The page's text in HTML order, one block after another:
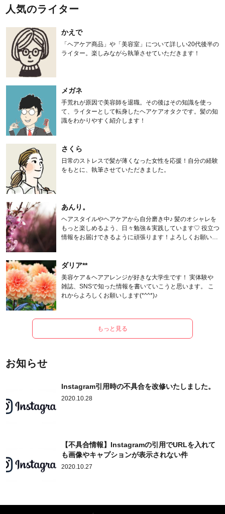
人気のライター
かえで
「ヘアケア商品」や「美容室」について詳しい20代後半の
ライター。楽しみながら執筆させていただきます！
メガネ
手荒れが原因で美容師を退職。その後はその知識を使っ
て、ライターとして転身したヘアケアオタクです。髪の知
識をわかりやすく紹介します！
さくら
日常のストレスで髪が薄くなった女性を応援！自分の経験
をもとに、執筆させていただきました。
あんり。
ヘアスタイルやヘアケアから自分磨き中♪ 髪のオシャレを
もっと楽しめるよう、日々勉強＆実践しています♡ 役立つ
情報をお届けできるように頑張ります！よろしくお願いし
ダリア**
美容ケア＆ヘアアレンジが好きな大学生です！ 実体験や
雑誌、SNSで知った情報を書いていこうと思います。 こ
れからよろしくお願いします(*^^*)♪
もっと見る
お知らせ
Instagram引用時の不具合を改修いたしました。
2020.10.28
【不具合情報】Instagramの引用でURLを入れて
も画像やキャプションが表示されない件
2020.10.27